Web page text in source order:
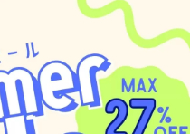
販売価格
購入数